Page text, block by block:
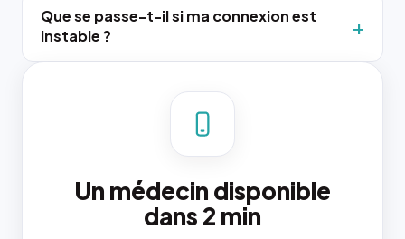
Que se passe-t-il si ma connexion est
instable ?
Un médecin disponible
dans 2 min